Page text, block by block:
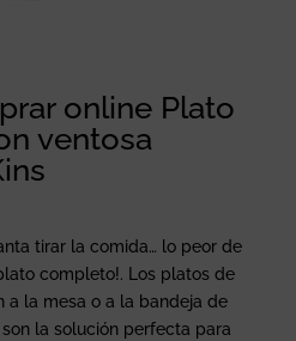
online Plato
ventosa
tirar la comida… lo peor de
completo!. Los platos de
a la mesa o a la bandeja de
la solución perfecta para